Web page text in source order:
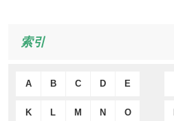
索引
A B C D E
K L M N O